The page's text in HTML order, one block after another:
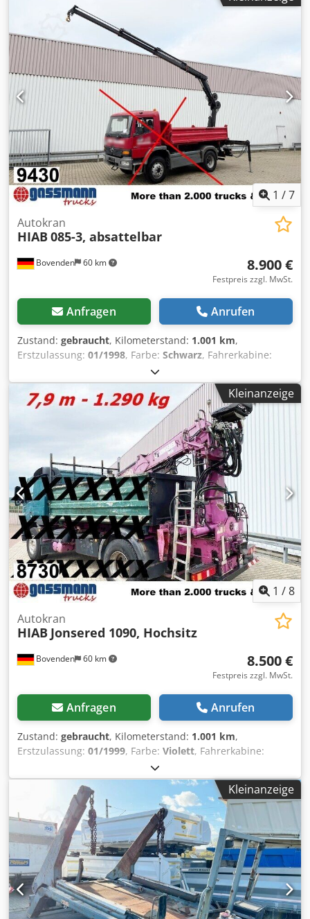
Aufhängung! ZUBEHÖRANGABEN OHNE GEWÄHR,
Änderungen, Zwischenverkauf und Irrtümer vorbehalten!
Csdpfew A Sp Nox Al Ssrf - .
1 /7
Bovenden 60 km
Autokran
HIAB 085-3, absattelbar
8.900 €
Festpreis zzgl. MwSt.
Anfragen Anrufen
Zustand: gebraucht, Kilometerstand: 1.001 km,
Erstzulassung: 01/1998, Farbe: Schwarz, Fahrerkabine:
Sonstige
Ausstattung:Kran, Fahrzeugstandort: Bovenden,
absattelbar, Not-Aus, Greifersteuerung, faltbar, 2-Punkt
Abstützung hydr., 3xhydr. Ausschübe Crsdsy Ua A Uepfx Al
Sef Aufbau: absattelbarer Kran Hiab 085-3 Lastdiagramm:
2,1m-3800kg, 3,6m-2300kg, 5,5m-1440kg, 7,4m-1040kg,
9,3m-810kg! ZUBEHÖRANGABEN OHNE GEWÄHR,
Änderungen, Zwischenverkauf und Irrtümer vorbehalten! -
.
Kleinanzeige
1 /8
Bovenden 60 km
Autokran
HIAB Jonsered 1090, Hochsitz
8.500 €
Festpreis zzgl. MwSt.
Anfragen Anrufen
Zustand: gebraucht, Kilometerstand: 1.001 km,
Erstzulassung: 01/1999, Farbe: Violett, Fahrerkabine:
Sonstige
Ausstattung:Kran, Fahrzeugstandort: Bovenden, Kran am
Heck, Not-Aus, Greifersteuerung, Hochsitz, 2-Punkt
Abstützung hydr., 1xhydr. Ausschub Aufbau: Heckkran
Hiab Jonsered 1090 mit Hochsitz Lastdiagramm: 3,9m-
2610kg, 6,4m-1610kg, 7,9m-1290kg! Hochsitz Greifer gegen
Aufpreis erhältlich! Nur Kran, ohne Fahrzeug! Das genaue
Baujahr kann nicht bestimmt werden, da kein Typenschild
merh vorhanden ist! ZUBEHÖRANGABEN OHNE GEWÄHR,
Änderungen, Zwischenverkauf und Irrtümer vorbehalten! -
. Codpfx Asi Rp Dfel Serf
Kleinanzeige